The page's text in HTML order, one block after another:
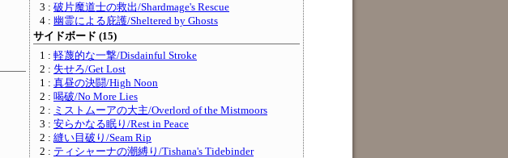
3 : 破片魔道士の救出/Shardmage's Rescue
4 : 幽霊による庇護/Sheltered by Ghosts
サイドボード (15)
1 : 軽蔑的な一撃/Disdainful Stroke
2 : 失せろ/Get Lost
1 : 真昼の決闘/High Noon
2 : 喝破/No More Lies
2 : ミストムーアの大主/Overlord of the Mistmoors
3 : 安らかなる眠り/Rest in Peace
2 : 縫い目破り/Seam Rip
2 : ティシャーナの潮縛り/Tishana's Tidebinder